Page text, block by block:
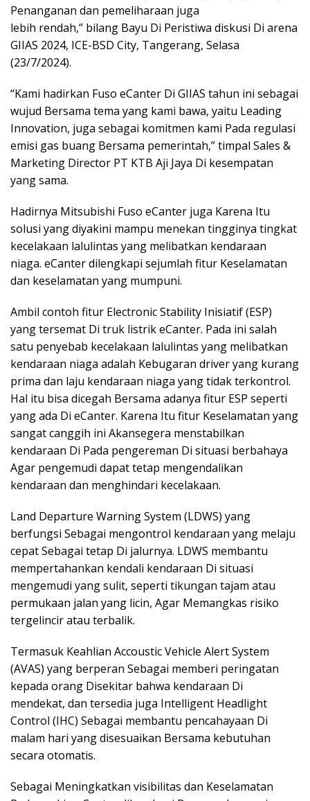
Penanganan dan pemeliharaan juga
lebih rendah,” bilang Bayu Di Peristiwa diskusi Di arena
GIIAS 2024, ICE-BSD City, Tangerang, Selasa
(23/7/2024).
“Kami hadirkan Fuso eCanter Di GIIAS tahun ini sebagai
wujud Bersama tema yang kami bawa, yaitu Leading
Innovation, juga sebagai komitmen kami Pada regulasi
emisi gas buang Bersama pemerintah,” timpal Sales &
Marketing Director PT KTB Aji Jaya Di kesempatan
yang sama.
Hadirnya Mitsubishi Fuso eCanter juga Karena Itu
solusi yang diyakini mampu menekan tingginya tingkat
kecelakaan lalulintas yang melibatkan kendaraan
niaga. eCanter dilengkapi sejumlah fitur Keselamatan
dan keselamatan yang mumpuni.
Ambil contoh fitur Electronic Stability Inisiatif (ESP)
yang tersemat Di truk listrik eCanter. Pada ini salah
satu penyebab kecelakaan lalulintas yang melibatkan
kendaraan niaga adalah Kebugaran driver yang kurang
prima dan laju kendaraan niaga yang tidak terkontrol.
Hal itu bisa dicegah Bersama adanya fitur ESP seperti
yang ada Di eCanter. Karena Itu fitur Keselamatan yang
sangat canggih ini Akansegera menstabilkan
kendaraan Di Pada pengereman Di situasi berbahaya
Agar pengemudi dapat tetap mengendalikan
kendaraan dan menghindari kecelakaan.
Land Departure Warning System (LDWS) yang
berfungsi Sebagai mengontrol kendaraan yang melaju
cepat Sebagai tetap Di jalurnya. LDWS membantu
mempertahankan kendali kendaraan Di situasi
mengemudi yang sulit, seperti tikungan tajam atau
permukaan jalan yang licin, Agar Memangkas risiko
tergelincir atau terbalik.
Termasuk Keahlian Accoustic Vehicle Alert System
(AVAS) yang berperan Sebagai memberi peringatan
kepada orang Disekitar bahwa kendaraan Di
mendekat, dan tersedia juga Intelligent Headlight
Control (IHC) Sebagai membantu pencahayaan Di
malam hari yang disesuaikan Bersama kebutuhan
secara otomatis.
Sebagai Meningkatkan visibilitas dan Keselamatan